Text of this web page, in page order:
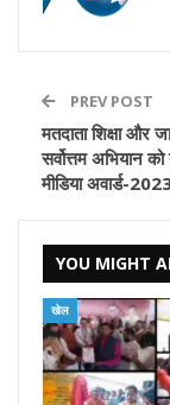
PREV POST
मतदाता शिक्षा और
सर्वोत्तम अभियान
मीडिया अवार्ड-
YOU MIGHT
खेल